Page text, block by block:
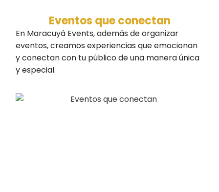
Eventos que conectan
En Maracuyá Events, además de organizar
eventos, creamos experiencias que emocionan
y conectan con tu público de una manera única
y especial.